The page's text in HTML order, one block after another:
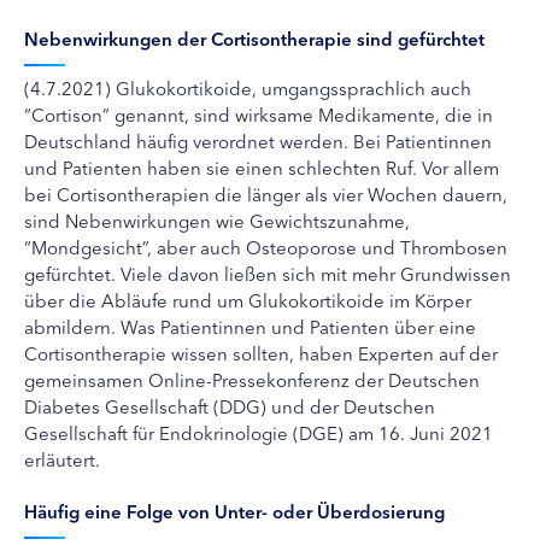
Nebenwirkungen der Cortisontherapie sind gefürchtet
(4.7.2021) Glukokortikoide, umgangssprachlich auch
“Cortison” genannt, sind wirksame Medikamente, die in
Deutschland häufig verordnet werden. Bei Patientinnen
und Patienten haben sie einen schlechten Ruf. Vor allem
bei Cortisontherapien die länger als vier Wochen dauern,
sind Nebenwirkungen wie Gewichtszunahme,
“Mondgesicht”, aber auch Osteoporose und Thrombosen
gefürchtet. Viele davon ließen sich mit mehr Grundwissen
über die Abläufe rund um Glukokortikoide im Körper
abmildern. Was Patientinnen und Patienten über eine
Cortisontherapie wissen sollten, haben Experten auf der
gemeinsamen Online-Pressekonferenz der Deutschen
Diabetes Gesellschaft (DDG) und der Deutschen
Gesellschaft für Endokrinologie (DGE) am 16. Juni 2021
erläutert.
Häufig eine Folge von Unter- oder Überdosierung